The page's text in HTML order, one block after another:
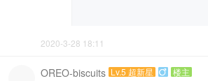
2020-3-28 18:11
OREO-biscuits Lv.5 超新星  楼主